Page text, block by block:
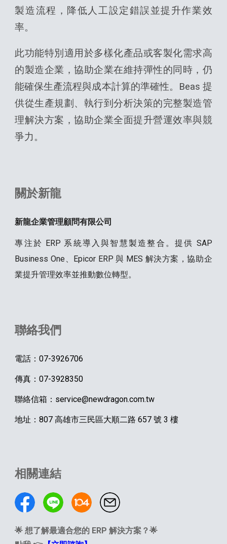
製造流程，降低人工設定錯誤並提升作業效
率。
此功能特別適用於多樣化產品或客製化需求高
的製造企業，協助企業在維持彈性的同時，仍
能確保生產流程與成本計算的準確性。Beas 提
供從生產規劃、執行到分析決策的完整製造管
理解決方案，協助企業全面提升營運效率與競
爭力。
關於新龍
新龍企業管理顧問有限公司
專注於 ERP 系統導入與智慧製造整合。提供 SAP
Business One、Epicor ERP 與 MES 解決方案，協助企
業提升管理效率並推動數位轉型。
聯絡我們
電話：07-3926706
傳真：07-3928350
聯絡信箱：service@newdragon.com.tw
地址：807 高雄市三民區大順二路 657 號 3 樓
相關連結
🌟想了解最適合您的 ERP 解決方案？🌟